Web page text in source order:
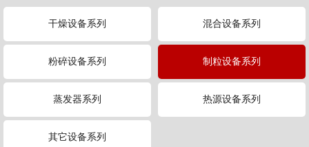
干燥设备系列 混合设备系列
粉碎设备系列 制粒设备系列
蒸发器系列 热源设备系列
其它设备系列